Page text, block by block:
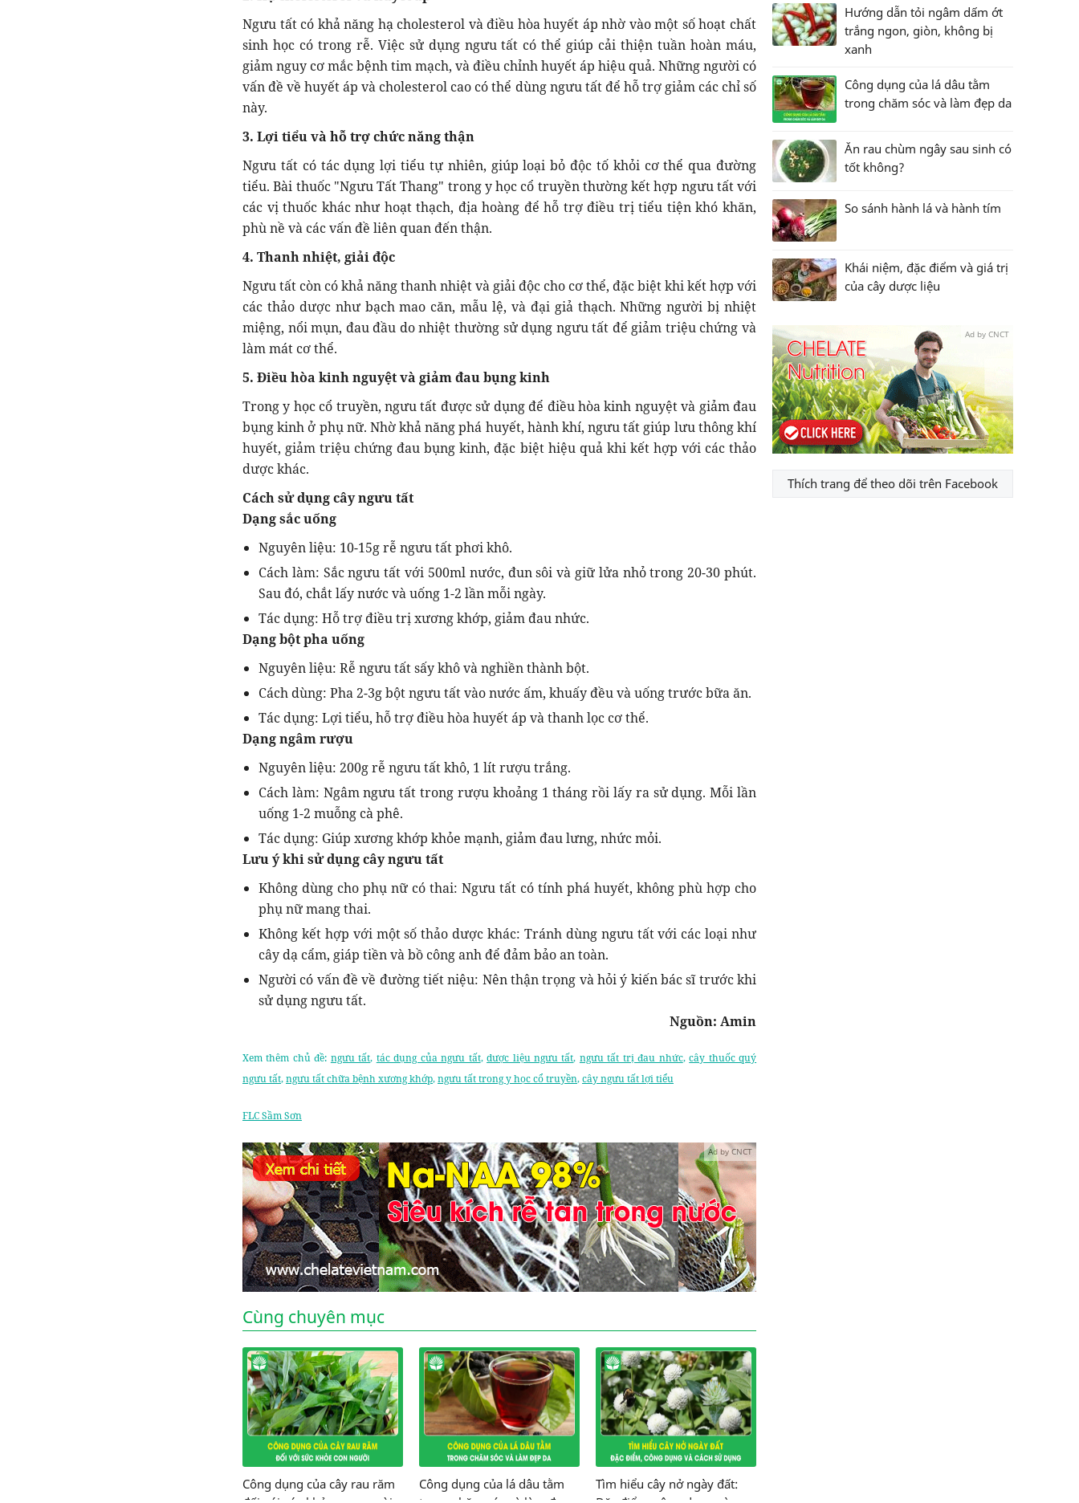
Ngưu tất có khả năng hạ cholesterol và điều hòa huyết áp nhờ vào một số hoạt chất
sinh học có trong rễ. Việc sử dụng ngưu tất có thể giúp cải thiện tuần hoàn máu,
giảm nguy cơ mắc bệnh tim mạch, và điều chỉnh huyết áp hiệu quả. Những người có
vấn đề về huyết áp và cholesterol cao có thể dùng ngưu tất để hỗ trợ giảm các chỉ số
này.
3. Lợi tiểu và hỗ trợ chức năng thận
Ngưu tất có tác dụng lợi tiểu tự nhiên, giúp loại bỏ độc tố khỏi cơ thể qua đường
tiểu. Bài thuốc "Ngưu Tất Thang" trong y học cổ truyền thường kết hợp ngưu tất với
các vị thuốc khác như hoạt thạch, địa hoàng để hỗ trợ điều trị tiểu tiện khó khăn,
phù nề và các vấn đề liên quan đến thận.
4. Thanh nhiệt, giải độc
Ngưu tất còn có khả năng thanh nhiệt và giải độc cho cơ thể, đặc biệt khi kết hợp với
các thảo dược như bạch mao căn, mẫu lệ, và đại giả thạch. Những người bị nhiệt
miệng, nổi mụn, đau đầu do nhiệt thường sử dụng ngưu tất để giảm triệu chứng và
làm mát cơ thể.
5. Điều hòa kinh nguyệt và giảm đau bụng kinh
Trong y học cổ truyền, ngưu tất được sử dụng để điều hòa kinh nguyệt và giảm đau
bụng kinh ở phụ nữ. Nhờ khả năng phá huyết, hành khí, ngưu tất giúp lưu thông khí
huyết, giảm triệu chứng đau bụng kinh, đặc biệt hiệu quả khi kết hợp với các thảo
dược khác.
Cách sử dụng cây ngưu tất
Dạng sắc uống
Nguyên liệu: 10-15g rễ ngưu tất phơi khô.
Cách làm: Sắc ngưu tất với 500ml nước, đun sôi và giữ lửa nhỏ trong 20-30 phút.
Sau đó, chắt lấy nước và uống 1-2 lần mỗi ngày.
Tác dụng: Hỗ trợ điều trị xương khớp, giảm đau nhức.
Dạng bột pha uống
Nguyên liệu: Rễ ngưu tất sấy khô và nghiền thành bột.
Cách dùng: Pha 2-3g bột ngưu tất vào nước ấm, khuấy đều và uống trước bữa ăn.
Tác dụng: Lợi tiểu, hỗ trợ điều hòa huyết áp và thanh lọc cơ thể.
Dạng ngâm rượu
Nguyên liệu: 200g rễ ngưu tất khô, 1 lít rượu trắng.
Cách làm: Ngâm ngưu tất trong rượu khoảng 1 tháng rồi lấy ra sử dụng. Mỗi lần
uống 1-2 muỗng cà phê.
Tác dụng: Giúp xương khớp khỏe mạnh, giảm đau lưng, nhức mỏi.
Lưu ý khi sử dụng cây ngưu tất
Không dùng cho phụ nữ có thai: Ngưu tất có tính phá huyết, không phù hợp cho
phụ nữ mang thai.
Không kết hợp với một số thảo dược khác: Tránh dùng ngưu tất với các loại như
cây dạ cẩm, giáp tiền và bồ công anh để đảm bảo an toàn.
Người có vấn đề về đường tiết niệu: Nên thận trọng và hỏi ý kiến bác sĩ trước khi
sử dụng ngưu tất.
Nguồn: Amin
Xem thêm chủ đề: ngưu tất, tác dụng của ngưu tất,dược liệu ngưu tất, ngưu tất trị đau nhức,cây thuốc quý
ngưu tất,ngưu tất chữa bệnh xương khớp,ngưu tất trong y học cổ truyền,cây ngưu tất lợi tiểu
FLC Sầm Sơn
Ad by CNCT
Cùng chuyên mục
Công dụng của cây rau răm
Công dụng của lá dâu tằm
Tìm hiểu cây nở ngày đất:
Hướng dẫn tỏi ngâm dấm ớt
trắng ngon, giòn, không bị
xanh
Công dụng của lá dâu tằm
trong chăm sóc và làm đẹp da
Ăn rau chùm ngây sau sinh có
tốt không?
So sánh hành lá và hành tím
Khái niệm, đặc điểm và giá trị
của cây dược liệu
Ad by CNCT
Thích trang để theo dõi trên Facebook